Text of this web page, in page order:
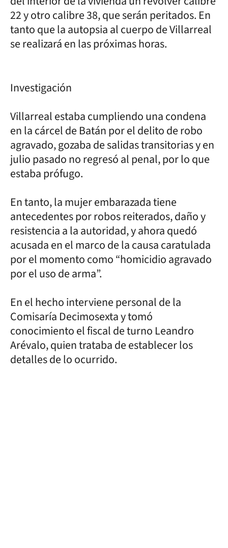
22 y otro calibre 38, que serán peritados. En
tanto que la autopsia al cuerpo de Villarreal
se realizará en las próximas horas.
Investigación
Villarreal estaba cumpliendo una condena
en la cárcel de Batán por el delito de robo
agravado, gozaba de salidas transitorias y en
julio pasado no regresó al penal, por lo que
estaba prófugo.
En tanto, la mujer embarazada tiene
antecedentes por robos reiterados, daño y
resistencia a la autoridad, y ahora quedó
acusada en el marco de la causa caratulada
por el momento como “homicidio agravado
por el uso de arma”.
En el hecho interviene personal de la
Comisaría Decimosexta y tomó
conocimiento el fiscal de turno Leandro
Arévalo, quien trataba de establecer los
detalles de lo ocurrido.